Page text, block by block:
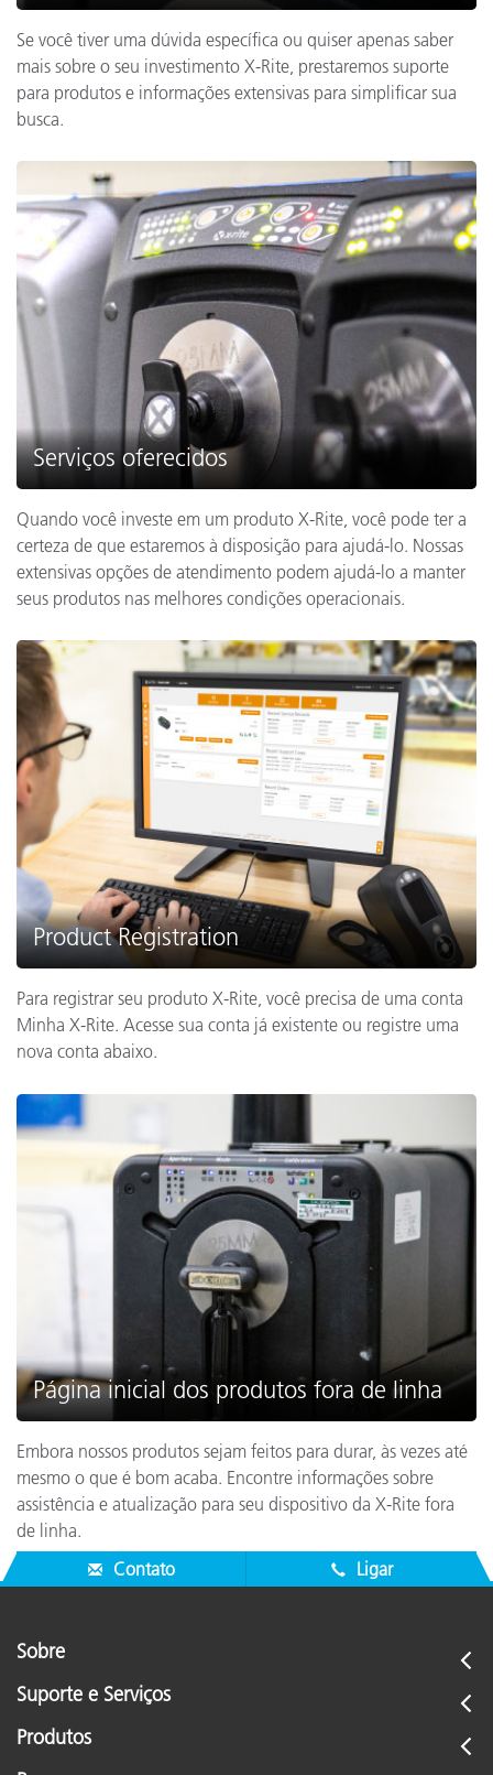
Se você tiver uma dúvida específica ou quiser apenas saber
mais sobre o seu investimento X-Rite, prestaremos suporte
para produtos e informações extensivas para simplificar sua
busca.
Serviços oferecidos
Quando você investe em um produto X-Rite, você pode ter a
certeza de que estaremos à disposição para ajudá-lo. Nossas
extensivas opções de atendimento podem ajudá-lo a manter
seus produtos nas melhores condições operacionais.
Product Registration
Para registrar seu produto X-Rite, você precisa de uma conta
Minha X-Rite. Acesse sua conta já existente ou registre uma
nova conta abaixo.
Página inicial dos produtos fora de linha
Embora nossos produtos sejam feitos para durar, às vezes até
mesmo o que é bom acaba. Encontre informações sobre
assistência e atualização para seu dispositivo da X-Rite fora
de linha.
Contato
Ligar
Sobre
Suporte e Serviços
Produtos